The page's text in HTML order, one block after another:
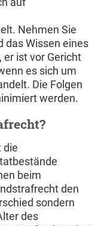
Nehmen Sie
das Wissen eines
ist vor Gericht
es sich um
Die Folgen
werden.
die
beim
den
sondern
des